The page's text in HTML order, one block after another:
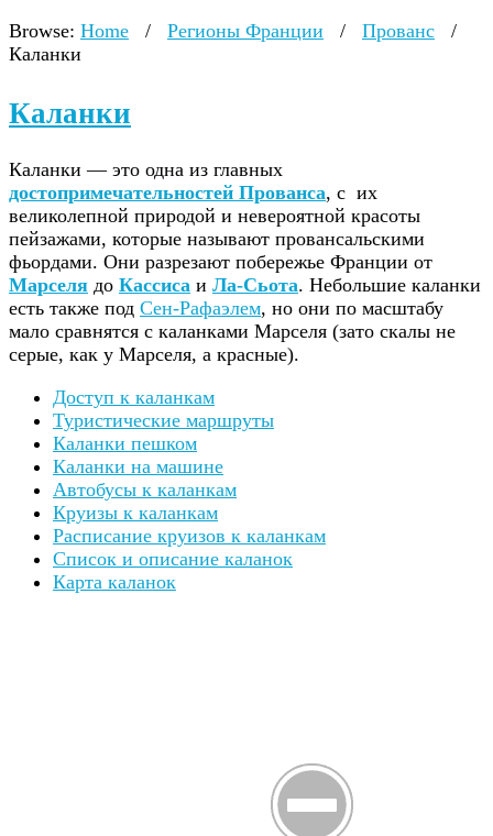
Browse: Home / Регионы Франции / Прованс
/
Каланки
Каланки
Каланки — это одна из главных
достопримечательностей Прованса, с их
великолепной природой и невероятной красоты
пейзажами, которые называют провансальскими
фьордами. Они разрезают побережье Франции от
Марселя до Кассиса и Ла-Сьота. Небольшие каланки
есть также под Сен-Рафаэлем, но они по масштабу
мало сравнятся с каланками Марселя (зато скалы не
серые, как у Марселя, а красные).
Доступ к каланкам
Туристические маршруты
Каланки пешком
Каланки на машине
Автобусы к каланкам
Круизы к каланкам
Расписание круизов к каланкам
Список и описание каланок
Карта каланок